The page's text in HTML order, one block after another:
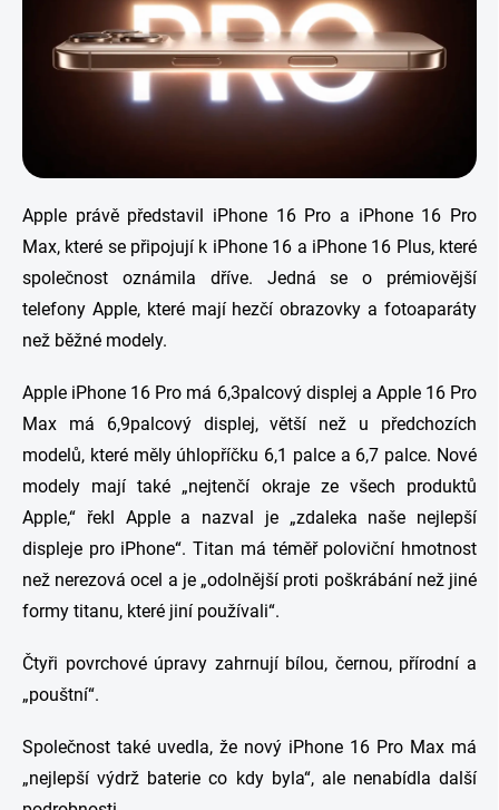
Apple právě představil iPhone 16 Pro a iPhone 16 Pro
Max, které se připojují k iPhone 16 a iPhone 16 Plus, které
společnost oznámila dříve. Jedná se o prémiovější
telefony Apple, které mají hezčí obrazovky a fotoaparáty
než běžné modely.
Apple iPhone 16 Pro má 6,3palcový displej a Apple 16 Pro
Max má 6,9palcový displej, větší než u předchozích
modelů, které měly úhlopříčku 6,1 palce a 6,7 ​​palce. Nové
modely mají také „nejtenčí okraje ze všech produktů
Apple,“ řekl Apple a nazval je „zdaleka naše nejlepší
displeje pro iPhone“. Titan má téměř poloviční hmotnost
než nerezová ocel a je „odolnější proti poškrábání než jiné
formy titanu, které jiní používali“.
Čtyři povrchové úpravy zahrnují bílou, černou, přírodní a
„pouštní“.
Společnost také uvedla, že nový iPhone 16 Pro Max má
„nejlepší výdrž baterie co kdy byla“, ale nenabídla další